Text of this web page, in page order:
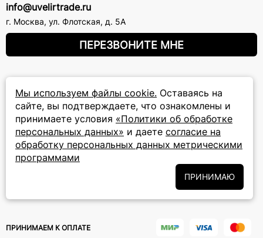
Мы используем файлы cookie. Оставаясь на
сайте, вы подтверждаете, что ознакомлены и
принимаете условия «Политики об обработке
персональных данных» и даете согласие на
обработку персональных данных метрическими
программами
ПРИНИМАЮ
info@uvelirtrade.ru
г. Москва, ул. Флотская, д. 5А
ПЕРЕЗВОНИТЕ МНЕ
8 (800) 777-72-69
прием звонков: круглосуточно
ПОДПИСКА НА РАССЫЛКУ
Подписаться на новости
Подписываясь на рассылку, вы соглашаетесь с условиямиПолитики
ПРИНИМАЕМ К ОПЛАТЕ